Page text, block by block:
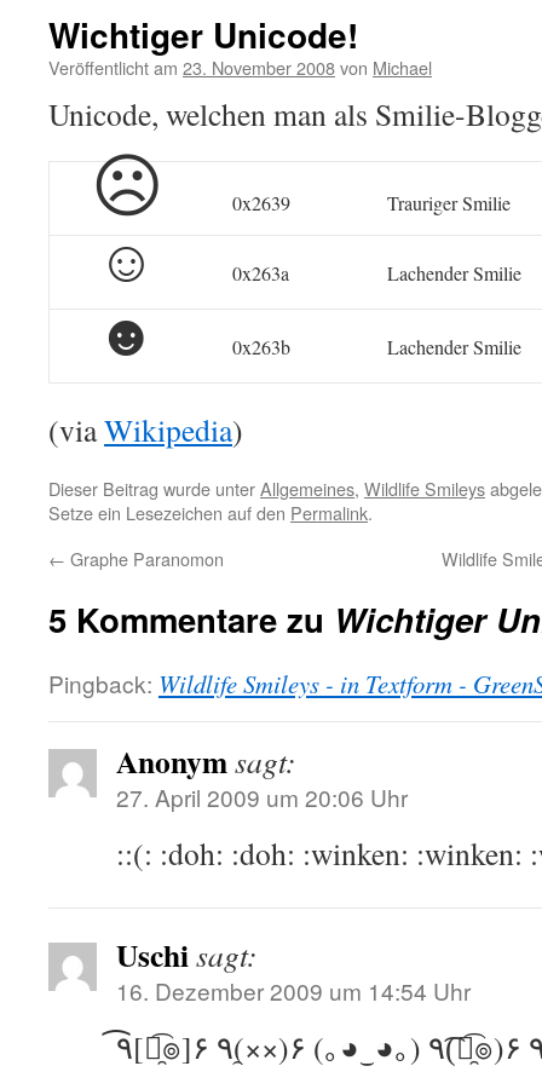
Wichtiger Unicode!
Veröffentlicht am 23. November 2008von Michael
Unicode, welchen man als Smilie-
☹ 0x2639 Trauriger Smilie
☺ 0x263a Lachender Smilie
☻ 0x263b Lachender Smilie
(viaWikipedia)
Dieser Beitrag wurde unterAllgemeines, Wildlife Smileys
Setze ein Lesezeichen auf den Permalink.
← Graphe Paranomon Wildlife
5 Kommentare zu Wichtiger
Pingback: Wildlife Smileys - in Textform -
Anonymsagt:
27. April 2009 um 20:06 Uhr
::(: :doh: :doh: :winken: :winken:
Uschisagt:
16. Dezember 2009 um 14:54 Uhr